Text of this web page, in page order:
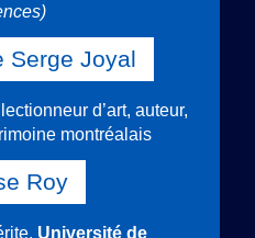
Serge Joyal
d’art, auteur,
montréalais
Roy
Université de